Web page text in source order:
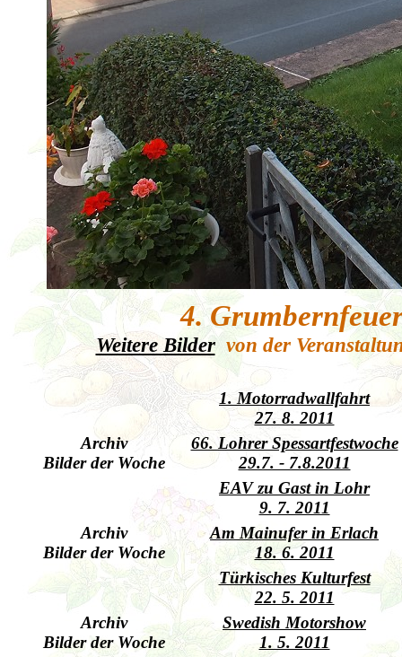
4.
Weitere Bilder von der
1. Motorradwallfahrt
27. 8. 2011
Archiv
Bilder der Woche
66. Lohrer Spessartfestwoche
29.7. - 7.8.2011
EAV zu Gast in Lohr
9. 7. 2011
Archiv
Bilder der Woche
Am Mainufer in Erlach
18. 6. 2011
Türkisches Kulturfest
22. 5. 2011
Archiv
Bilder der Woche
Swedish Motorshow
1. 5. 2011